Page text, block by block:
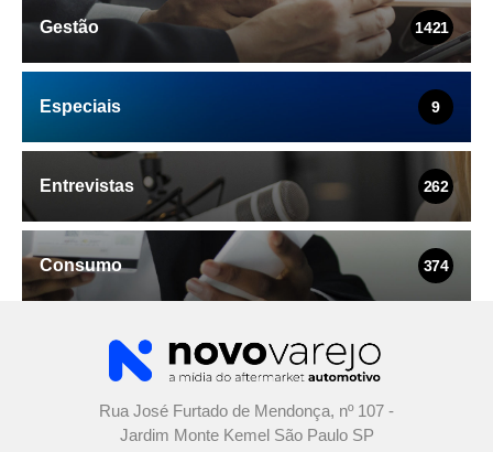
Gestão 1421
Especiais 9
Entrevistas 262
Consumo 374
Rua José Furtado de Mendonça, nº 107 -
Jardim Monte Kemel São Paulo SP